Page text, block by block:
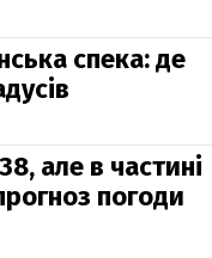
спека: де
але в частині
погоди